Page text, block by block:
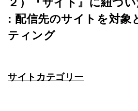
: 配信先のサイトを対象
ティング
サイトカテゴリー